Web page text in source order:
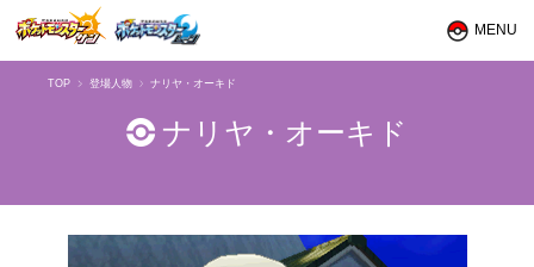
MENU
トップ
バトルする
TOP 登場人物 ナリヤ・オーキド
ナリヤ・オーキド